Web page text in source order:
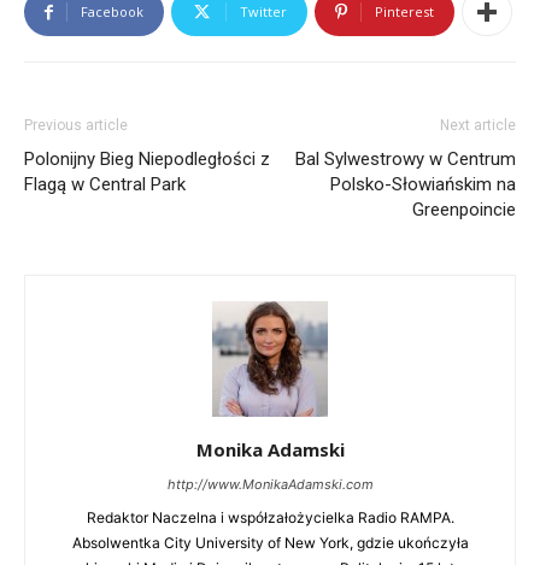
Facebook LinkedIn
Monika Adamski
Editor in ChiefatRadio RAMPA
Facebook Twitter Pinterest
Previous article
Polonijny Bieg Niepodległości z
Flagą w Central Park
Next article
Bal Sylwestrowy w Centrum
Polsko-Słowiańskim na
Greenpoincie
Monika Adamski
http://www.MonikaAdamski.com
Redaktor Naczelna i współzałożycielka Radio RAMPA.
Absolwentka City University of New York, gdzie ukończyła